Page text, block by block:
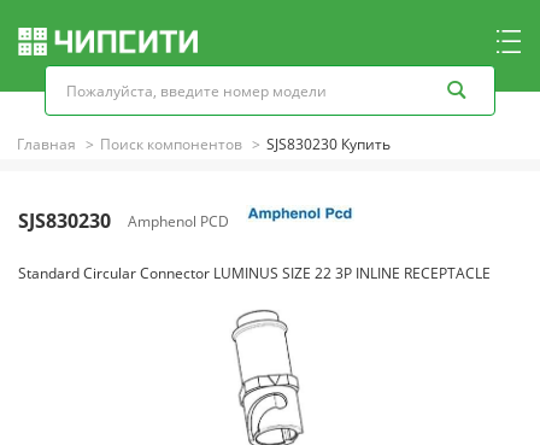
Главная Поиск компонентов SJS830230 Купить
SJS830230 Amphenol PCD
Standard Circular Connector LUMINUS SIZE 22 3P INLINE RECEPTACLE